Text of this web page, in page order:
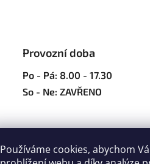
Používáme cookies, abychom
Provozní doba
Po - Pá: 8.00 - 17.30
So - Ne: ZAVŘENO